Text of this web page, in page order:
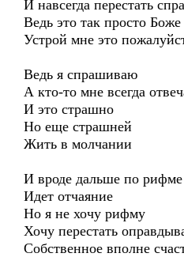
И навсегда перестать
Ведь это так просто Боже
Устрой мне это
Ведь я спрашиваю
А кто-то мне всегда
И это страшно
Но еще страшней
Жить в молчании
И вроде дальше по рифме
Идет отчаяние
Но я не хочу рифму
Хочу перестать
Собственное вполне